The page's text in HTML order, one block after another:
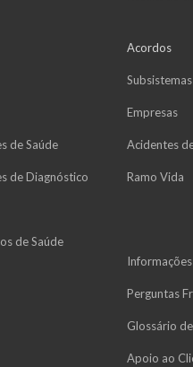
de Saúde
de Diagnóstico
de Saúde
Acordos
Subsistemas
Empresas
Acidentes
Ramo Vida
Perguntas
Glossário
Apoio ao